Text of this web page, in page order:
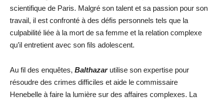
scientifique de Paris. Malgré son talent et sa passion pour son
travail, il est confronté à des défis personnels tels que la
culpabilité liée à la mort de sa femme et la relation complexe
qu’il entretient avec son fils adolescent.
Au fil des enquêtes, Balthazar utilise son expertise pour
résoudre des crimes difficiles et aide le commissaire
Henebelle à faire la lumière sur des affaires complexes. La